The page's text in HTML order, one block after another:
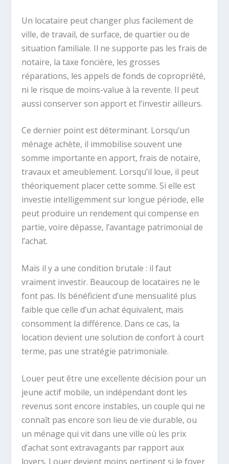
Un locataire peut changer plus facilement de
ville, de travail, de surface, de quartier ou de
situation familiale. Il ne supporte pas les frais de
notaire, la taxe foncière, les grosses
réparations, les appels de fonds de copropriété,
ni le risque de moins-value à la revente. Il peut
aussi conserver son apport et l’investir ailleurs.
Ce dernier point est déterminant. Lorsqu’un
ménage achète, il immobilise souvent une
somme importante en apport, frais de notaire,
travaux et ameublement. Lorsqu’il loue, il peut
théoriquement placer cette somme. Si elle est
investie intelligemment sur longue période, elle
peut produire un rendement qui compense en
partie, voire dépasse, l’avantage patrimonial de
l’achat.
Mais il y a une condition brutale : il faut
vraiment investir. Beaucoup de locataires ne le
font pas. Ils bénéficient d’une mensualité plus
faible que celle d’un achat équivalent, mais
consomment la différence. Dans ce cas, la
location devient une solution de confort à court
terme, pas une stratégie patrimoniale.
Louer peut être une excellente décision pour un
jeune actif mobile, un indépendant dont les
revenus sont encore instables, un couple qui ne
connaît pas encore son lieu de vie durable, ou
un ménage qui vit dans une ville où les prix
d’achat sont extravagants par rapport aux
loyers. Louer devient moins pertinent si le foyer